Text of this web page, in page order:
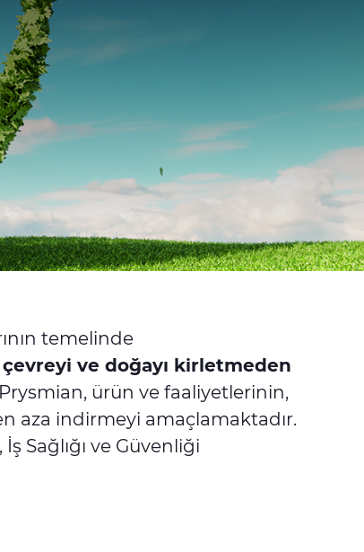
temelinde
ve doğayı kirletmeden
ürün ve faaliyetlerinin,
aza indirmeyi amaçlamaktadır.
Sağlığı ve Güvenliği